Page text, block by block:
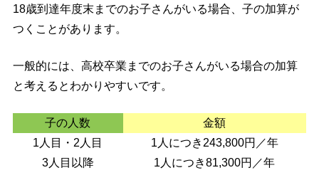
18歳到達年度末までのお子さんがいる場合、子の加算が
つくことがあります。
一般的には、高校卒業までのお子さんがいる場合の加算
と考えるとわかりやすいです。
子の人数
金額
1人目・2人目
1人につき243,800円／年
3人目以降
1人につき81,300円／年